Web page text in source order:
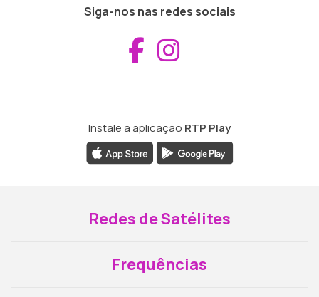
Siga-nos nas redes sociais
Aceder ao
Instale a aplicação RTP Play
Redes de Satélites
Frequências